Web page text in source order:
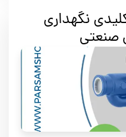
نگهداری
صنعتی